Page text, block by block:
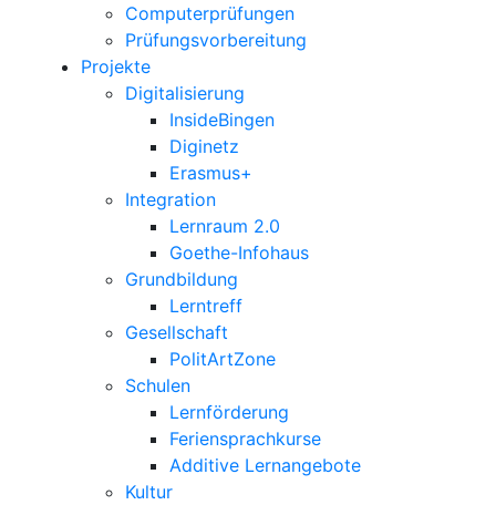
Computerprüfungen
Prüfungsvorbereitung
Projekte
Digitalisierung
InsideBingen
Diginetz
Erasmus+
Integration
Lernraum 2.0
Goethe-Infohaus
Grundbildung
Lerntreff
Gesellschaft
PolitArtZone
Schulen
Lernförderung
Feriensprachkurse
Additive Lernangebote
Kultur